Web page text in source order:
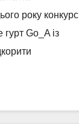
року конкурс
Go_A із